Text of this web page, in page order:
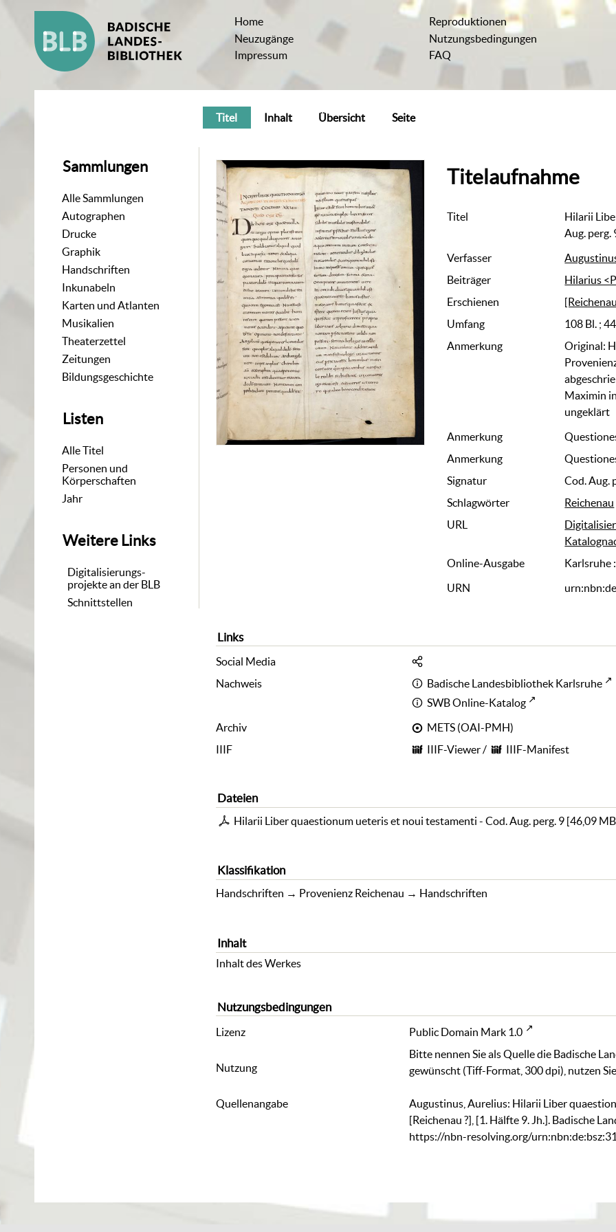
Home
Neuzugänge
Impressum
Reproduktionen
Nutzungsbedingungen
FAQ
Sammlungen
Alle Sammlungen
Autographen
Drucke
Graphik
Handschriften
Inkunabeln
Karten und Atlanten
Musikalien
Theaterzettel
Zeitungen
Bildungsgeschichte
Listen
Alle Titel
Personen und
Körperschaften
Jahr
Weitere Links
Digitalisierungs-
projekte an der BLB
Schnittstellen
Titel Inhalt Übersicht Seite
Titelaufnahme
Titel
Hilarii
Aug. perg.
Verfasser
Beiträger
Hilarius
Erschienen
Umfang
108 Bl. ;
Anmerkung
Original:
Maximin
ungeklärt
Anmerkung
Anmerkung
Signatur
Cod. Aug.
Schlagwörter
Reichenau
URL
Online-Ausgabe
Karlsruhe
URN
Links
Social Media
Nachweis
Badische Landesbibliothek Karlsruhe
SWB Online-Katalog
Archiv
METS (OAI-PMH)
IIIF
IIIF-Viewer/ IIIF-Manifest
Dateien
Hilarii Liber quaestionum ueteris et noui testamenti - Cod. Aug. perg. 9[46,09 MB
Klassifikation
Handschriften → Provenienz Reichenau → Handschriften
Inhalt
Inhalt des Werkes
Nutzungsbedingungen
Lizenz Public Domain Mark 1.0
Nutzung
Bitte nennen Sie als Quelle die Badische
gewünscht (Tiff-Format, 300 dpi), nutzen
Quellenangabe
Augustinus, Aurelius: Hilarii Liber
[Reichenau ?], [1. Hälfte 9. Jh.]. Badische
https://nbn-resolving.org/